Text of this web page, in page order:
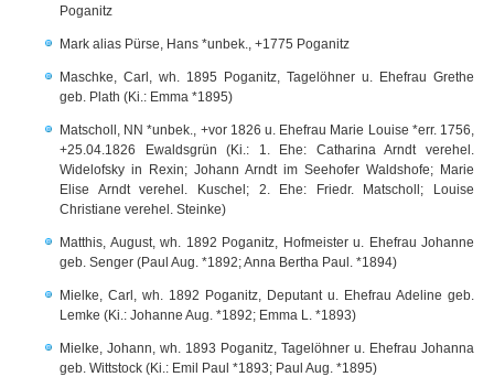
Poganitz
Mark alias Pürse, Hans *unbek., +1775 Poganitz
Maschke, Carl, wh. 1895 Poganitz, Tagelöhner u. Ehefrau Grethe
geb. Plath (Ki.: Emma *1895)
Matscholl, NN *unbek., +vor 1826 u. Ehefrau Marie Louise *err. 1756,
+25.04.1826 Ewaldsgrün (Ki.: 1. Ehe: Catharina Arndt verehel.
Widelofsky in Rexin; Johann Arndt im Seehofer Waldshofe; Marie
Elise Arndt verehel. Kuschel; 2. Ehe: Friedr. Matscholl; Louise
Christiane verehel. Steinke)
Matthis, August, wh. 1892 Poganitz, Hofmeister u. Ehefrau Johanne
geb. Senger (Paul Aug. *1892; Anna Bertha Paul. *1894)
Mielke, Carl, wh. 1892 Poganitz, Deputant u. Ehefrau Adeline geb.
Lemke (Ki.: Johanne Aug. *1892; Emma L. *1893)
Mielke, Johann, wh. 1893 Poganitz, Tagelöhner u. Ehefrau Johanna
geb. Wittstock (Ki.: Emil Paul *1893; Paul Aug. *1895)